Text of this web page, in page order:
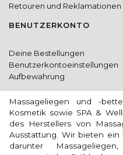
Retouren und Reklamationen
BENUTZERKONTO
Deine Bestellungen
Benutzerkontoeinstellungen
Aufbewahrung
Massageliegen und -
Kosmetik sowie SPA &
des Herstellers von
Ausstattung. Wir bieten ein
darunter